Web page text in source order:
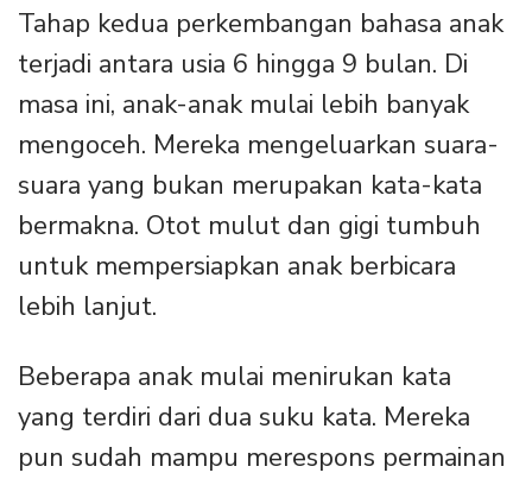
Tahap kedua perkembangan bahasa anak
terjadi antara usia 6 hingga 9 bulan. Di
masa ini, anak-anak mulai lebih banyak
mengoceh. Mereka mengeluarkan suara-
suara yang bukan merupakan kata-kata
bermakna. Otot mulut dan gigi tumbuh
untuk mempersiapkan anak berbicara
lebih lanjut.
Beberapa anak mulai menirukan kata
yang terdiri dari dua suku kata. Mereka
pun sudah mampu merespons permainan